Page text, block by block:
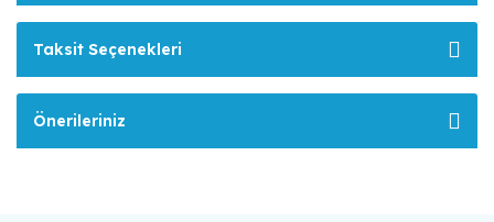
Taksit Seçenekleri
Önerileriniz